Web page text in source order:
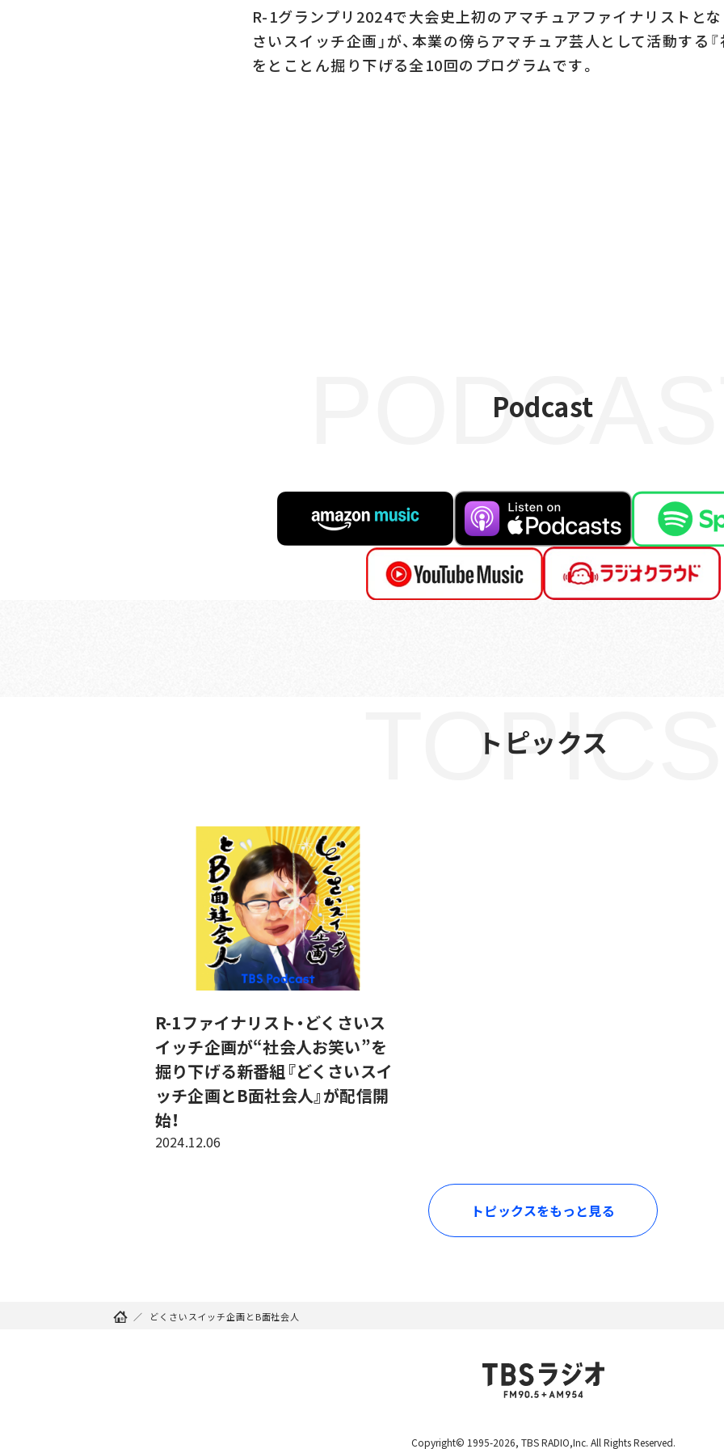
R-1グランプリ2024で大会史上初のアマチュアファイナリストとな
さいスイッチ企画」が、本業の傍らアマチュア芸人として活動する
をとことん掘り下げる全10回のプログラムです。
Podcast
トピックス
TOPICS
R-1ファイナリスト・どくさいス
イッチ企画が“社会人お笑い”を
掘り下げる新番組『どくさいスイ
ッチ企画とB面社会人』が配信開
始！
2024.12.06
トピックスをもっと見る
どくさいスイッチ企画とB面社会人
Copyright© 1995-2026, TBS RADIO,Inc. All Rights Reserved.